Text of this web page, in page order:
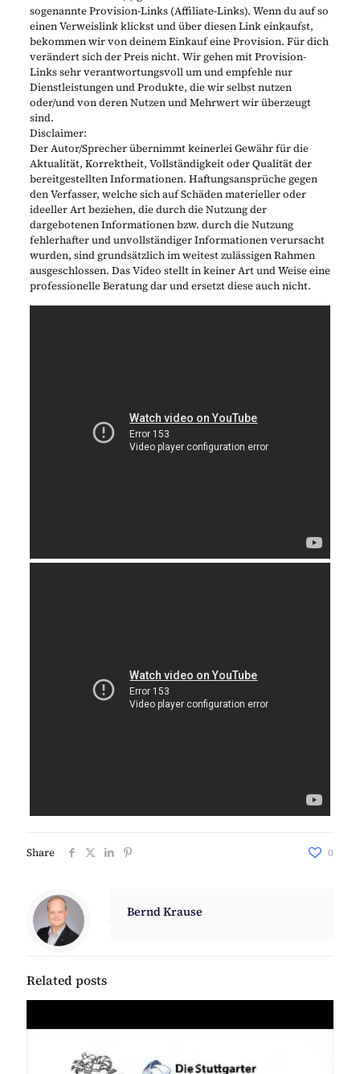
sogenannte Provision-Links (Affiliate-Links). Wenn du auf so
einen Verweislink klickst und über diesen Link einkaufst,
bekommen wir von deinem Einkauf eine Provision. Für dich
verändert sich der Preis nicht. Wir gehen mit Provision-
Links sehr verantwortungsvoll um und empfehle nur
Dienstleistungen und Produkte, die wir selbst nutzen
oder/und von deren Nutzen und Mehrwert wir überzeugt
sind.
Disclaimer:
Der Autor/Sprecher übernimmt keinerlei Gewähr für die
Aktualität, Korrektheit, Vollständigkeit oder Qualität der
bereitgestellten Informationen. Haftungsansprüche gegen
den Verfasser, welche sich auf Schäden materieller oder
ideeller Art beziehen, die durch die Nutzung der
dargebotenen Informationen bzw. durch die Nutzung
fehlerhafter und unvollständiger Informationen verursacht
wurden, sind grundsätzlich im weitest zulässigen Rahmen
ausgeschlossen. Das Video stellt in keiner Art und Weise eine
professionelle Beratung dar und ersetzt diese auch nicht.
Share 0
Bernd Krause
Related posts